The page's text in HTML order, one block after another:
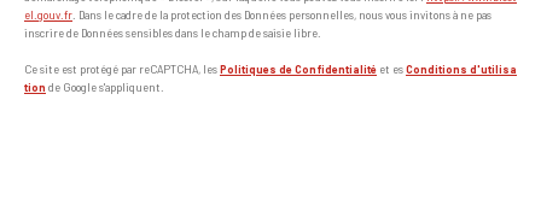
el.gouv.fr . Dans le cadre de la protection des Données personnelles, nous vous invitons à ne pas
inscrire de Données sensibles dans le champ de saisie libre.
Ce site est protégé par reCAPTCHA, lesPolitiques de Confidentialité et esConditions d'utilisa
tion de Google s'appliquent.